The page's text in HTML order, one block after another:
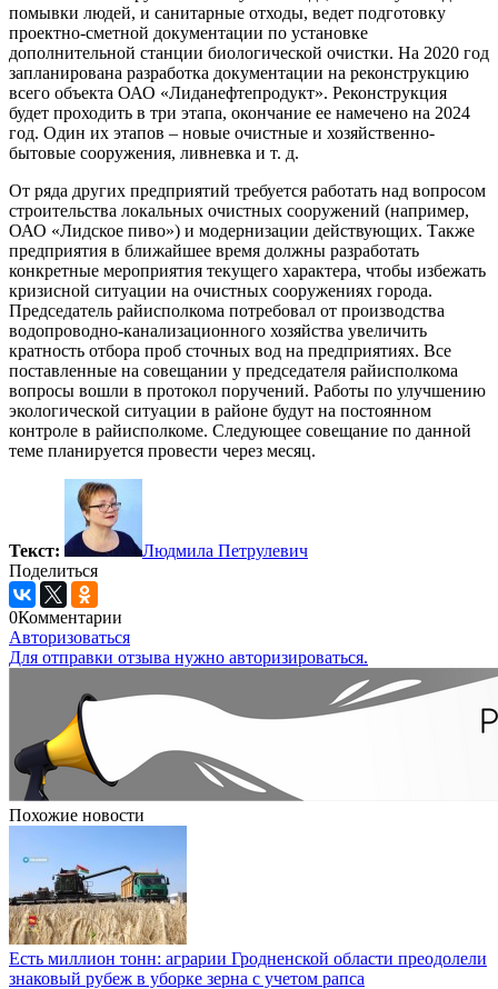
помывки людей, и санитарные отходы, ведет подготовку
проектно-сметной документации по установке
дополнительной станции биологической очистки. На 2020 год
запланирована разработка документации на реконструкцию
всего объекта ОАО «Лиданефтепродукт». Реконструкция
будет проходить в три этапа, окончание ее намечено на 2024
год. Один их этапов – новые очистные и хозяйственно-
бытовые сооружения, ливневка и т. д.
От ряда других предприятий требуется работать над вопросом
строительства локальных очистных сооружений (например,
ОАО «Лидское пиво») и модернизации действующих. Также
предприятия в ближайшее время должны разработать
конкретные мероприятия текущего характера, чтобы избежать
кризисной ситуации на очистных сооружениях города.
Председатель райисполкома потребовал от производства
водопроводно-канализационного хозяйства увеличить
кратность отбора проб сточных вод на предприятиях. Все
поставленные на совещании у председателя райисполкома
вопросы вошли в протокол поручений. Работы по улучшению
экологической ситуации в районе будут на постоянном
контроле в райисполкоме. Следующее совещание по данной
теме планируется провести через месяц.
Текст:
Людмила Петрулевич
Поделиться
0Комментарии
Авторизоваться
Для отправки отзыва нужно авторизироваться.
Похожие новости
Есть миллион тонн: аграрии Гродненской области преодолели
знаковый рубеж в уборке зерна с учетом рапса